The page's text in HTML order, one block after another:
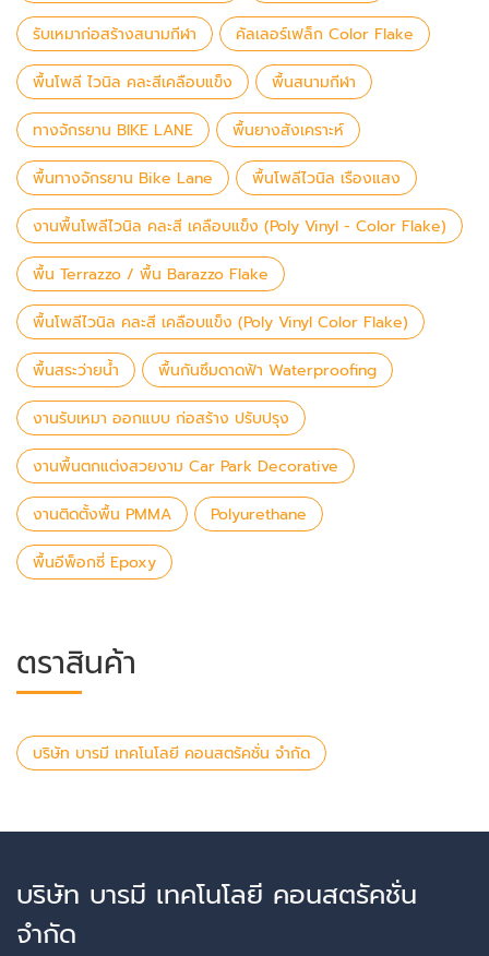
รับเหมาก่อสร้างสนามกีฬา คัลเลอร์เฟล็ก Color Flake
พื้นโพลี ไวนิล คละสีเคลือบแข็ง พื้นสนามกีฬา
ทางจักรยาน BIKE LANE พื้นยางสังเคราะห์
พื้นทางจักรยาน Bike Lane พื้นโพลีไวนิล เรืองแสง
งานพื้นโพลีไวนิล คละสี เคลือบแข็ง (Poly Vinyl - Color Flake)
พื้น Terrazzo / พื้น Barazzo Flake
พื้นโพลีไวนิล คละสี เคลือบแข็ง (Poly Vinyl Color Flake)
พื้นสระว่ายน้ำ พื้นกันซึมดาดฟ้า Waterproofing
งานรับเหมา ออกแบบ ก่อสร้าง ปรับปรุง
งานพื้นตกแต่งสวยงาม Car Park Decorative
งานติดตั้งพื้น PMMA Polyurethane
พื้นอีพ็อกซี่ Epoxy
ตราสินค้า
บริษัท บารมี เทคโนโลยี คอนสตรัคชั่น จำกัด
บริษัท บารมี เทคโนโลยี คอนสตรัคชั่น
จำกัด